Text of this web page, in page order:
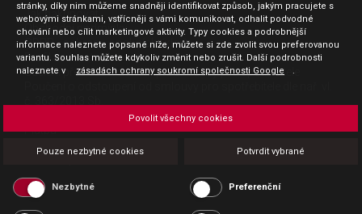
Jak nakupovat
Obchodní podmínky
GDPR - ochrana osobních údajů
Profil zadavatele
Sdělení před uzavřením kupní smlouvy pro spotřebitele
Platba
Povinná publicita
stránky, díky nim můžeme snadněji identifikovat způsob, jakým pracujete s
webovými stránkami, vstřícněji s vámi komunikovat, odhalit podvodné
chování nebo cílit marketingové aktivity. Typy cookies a podrobnější
informace naleznete popsané níže, můžete si zde zvolit svou preferovanou
variantu. Souhlas můžete kdykoliv změnit nebo zrušit. Další podrobnosti
naleznete v
zásadách ochrany soukromí společnosti Google .
Pouze nezbytné cookies Potvrdit vybrané
Povolit všechny cookies
Nezbytné Preferenční